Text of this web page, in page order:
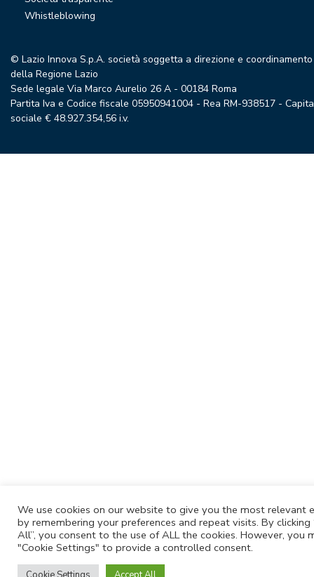
Whistleblowing
© Lazio Innova S.p.A. società soggetta a direzione e coordinamento
della Regione Lazio
Sede legale Via Marco Aurelio 26 A - 00184 Roma
Partita Iva e Codice fiscale 05950941004 - Rea RM-938517 -
sociale € 48.927.354,56 i.v.
We use cookies on our website to give you the most relevant
by remembering your preferences and repeat visits. By clicking
All”, you consent to the use of ALL the cookies. However, you
"Cookie Settings" to provide a controlled consent.